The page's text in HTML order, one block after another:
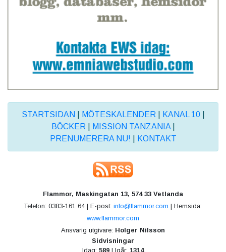
STARTSIDAN MÖTESKALENDER KANAL 10|
BÖCKER
MISSION TANZANIA|
PRENUMERERA NU!
KONTAKT
Flammor, Maskingatan 13, 574 33 Vetlanda
Telefon: 0383-161 64 | E-post: info@flammor.com | Hemsida:
www.flammor.com
Ansvarig utgivare: Holger Nilsson
Sidvisningar
Idag: 589 | Igår: 1314